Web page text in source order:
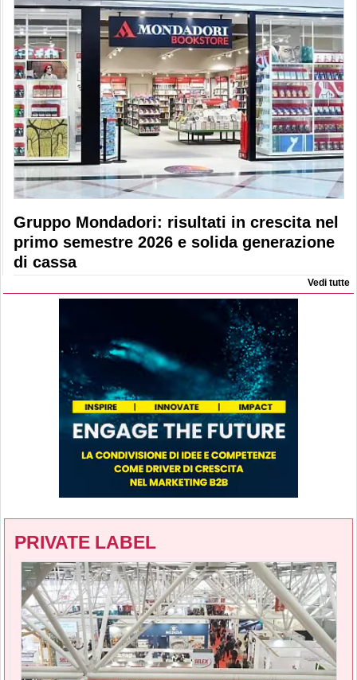
Gruppo Mondadori: risultati in crescita nel
primo semestre 2026 e solida generazione
di cassa
Vedi tutte
PRIVATE LABEL